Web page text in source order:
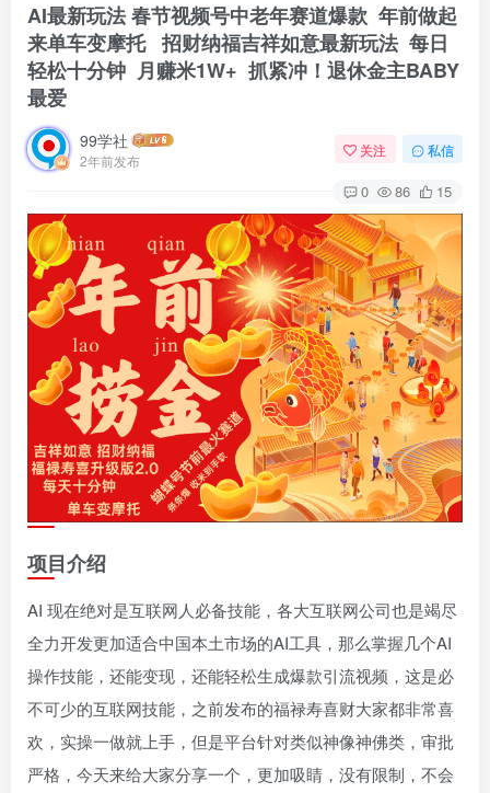
AI最新玩法 春节视频号中老年赛道爆款 年前做起
来单车变摩托 招财纳福吉祥如意最新玩法 每日
轻松十分钟 月赚米1W+ 抓紧冲！退休金主BABY
最爱
99学社
2年前发布
关注 私信
0 86 15
项目介绍
AI 现在绝对是互联网人必备技能，各大互联网公司也是竭尽
全力开发更加适合中国本土市场的AI工具，那么掌握几个AI
操作技能，还能变现，还能轻松生成爆款引流视频，这是必
不可少的互联网技能，之前发布的福禄寿喜财大家都非常喜
欢，实操一做就上手，但是平台针对类似神像神佛类，审批
严格，今天来给大家分享一个，更加吸睛，没有限制，不会